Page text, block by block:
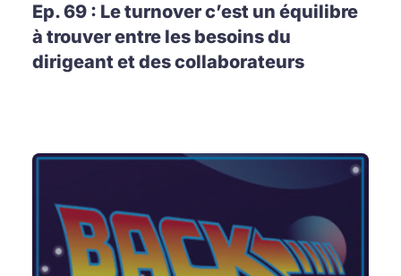
Ep. 69 : Le turnover c’est un équilibre
à trouver entre les besoins du
dirigeant et des collaborateurs